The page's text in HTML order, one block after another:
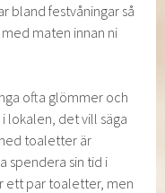
bland festvåningar så
maten innan ni
ofta glömmer och
lokalen, det vill säga
toaletter är
spendera sin tid i
ett par toaletter, men